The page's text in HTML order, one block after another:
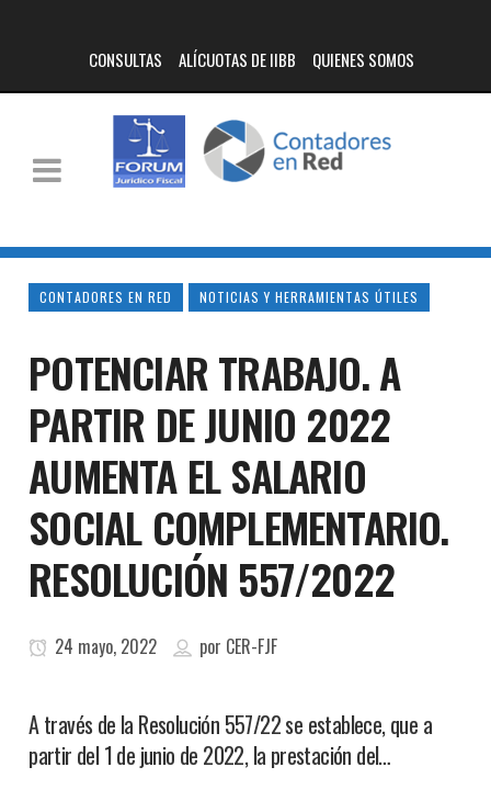
CONSULTAS ALÍCUOTAS DE IIBB QUIENES SOMOS
CONTADORES EN RED NOTICIAS Y HERRAMIENTAS ÚTILES
POTENCIAR TRABAJO. A
PARTIR DE JUNIO 2022
AUMENTA EL SALARIO
SOCIAL COMPLEMENTARIO.
RESOLUCIÓN 557/2022
24 mayo, 2022 por CER-FJF
A través de la Resolución 557/22 se establece, que a
partir del 1 de junio de 2022, la prestación del…